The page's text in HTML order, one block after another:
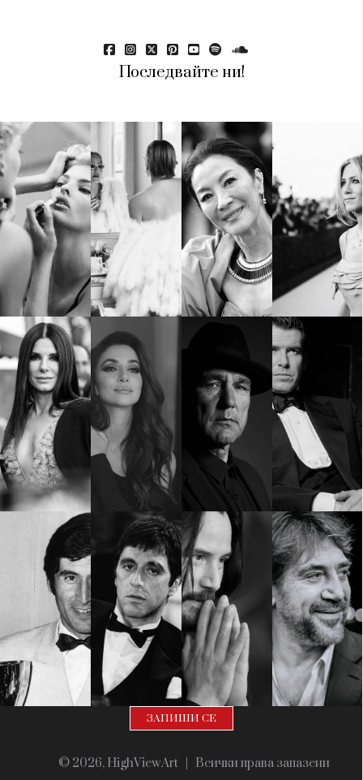
Последвайте ни!
КАТЕГОРИИ
Wine&Dine
Подкасти
Мода
Dialogue
Изкуство
Красота
Цветно
Гурме
Пътувай
Wellness
ЗА НАС
ползване
Реклама
Политика за
поверителност
ModerenDom
СЛЕДВАЙТЕ НИ
Facebook Instagram Twitter
Pinterest
YouTube
Spotify Soundcloud
Ако нашият сайт ви харесва, можете да се абонирате за
седмичния ни нюзлетър тук:
© 2026, HighViewArt | Всички права запазени